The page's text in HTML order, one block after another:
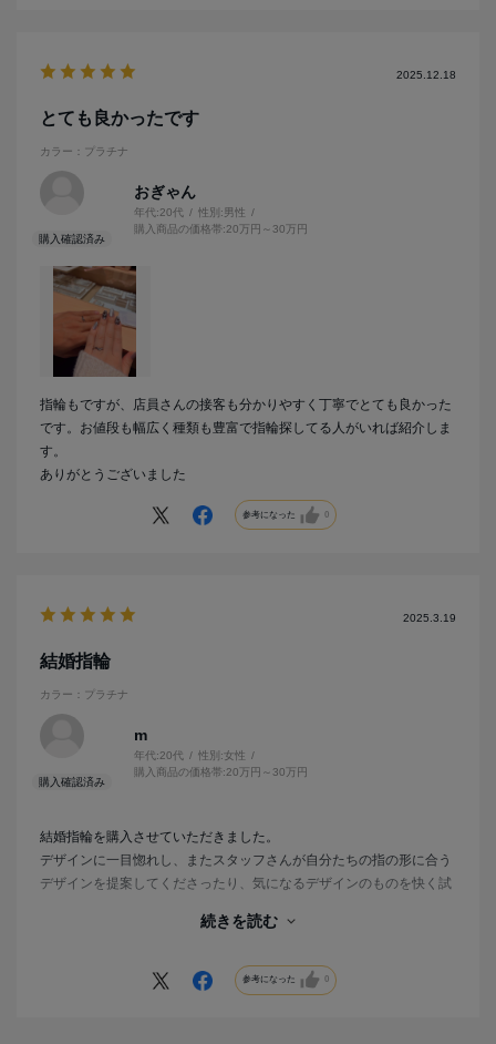
2025.12.18
とても良かったです
カラー：プラチナ
おぎゃん
年代:20代 性別:男性
購入商品の価格帯:20万円～30万円
指輪もですが、店員さんの接客も分かりやすく丁寧でとても良かった
です。お値段も幅広く種類も豊富で指輪探してる人がいれば紹介しま
す。
ありがとうございました
参考になった 0
2025.3.19
結婚指輪
カラー：プラチナ
m
年代:20代 性別:女性
購入商品の価格帯:20万円～30万円
結婚指輪を購入させていただきました。
デザインに一目惚れし、またスタッフさんが自分たちの指の形に合う
デザインを提案してくださったり、気になるデザインのものを快く試
続きを読む
参考になった 0